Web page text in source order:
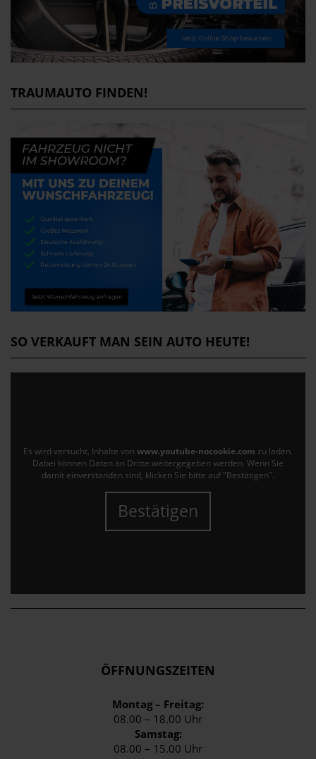
TRAUMAUTO FINDEN!
SO VERKAUFT MAN SEIN AUTO HEUTE!
Es wird versucht, Inhalte von www.youtube-nocookie.com zu laden.
Dabei können Daten an Dritte weitergegeben werden. Wenn Sie
damit einverstanden sind, klicken Sie bitte auf "Bestätigen".
Bestätigen
ÖFFNUNGSZEITEN
Montag – Freitag:
08.00 – 18.00 Uhr
Samstag:
08.00 – 15.00 Uhr